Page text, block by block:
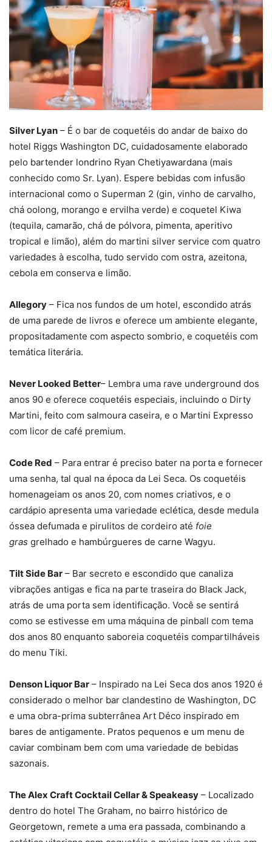
Silver Lyan – É o bar de coquetéis do andar de baixo do
hotel Riggs Washington DC, cuidadosamente elaborado
pelo bartender londrino Ryan Chetiyawardana (mais
conhecido como Sr. Lyan). Espere bebidas com infusão
internacional como o Superman 2 (gin, vinho de carvalho,
chá oolong, morango e ervilha verde) e coquetel Kiwa
(tequila, camarão, chá de pólvora, pimenta, aperitivo
tropical e limão), além do martini silver service com quatro
variedades à escolha, tudo servido com ostra, azeitona,
cebola em conserva e limão.
Allegory – Fica nos fundos de um hotel, escondido atrás
de uma parede de livros e oferece um ambiente elegante,
propositadamente com aspecto sombrio, e coquetéis com
temática literária.
Never Looked Better– Lembra uma rave underground dos
anos 90 e oferece coquetéis especiais, incluindo o Dirty
Martini, feito com salmoura caseira, e o Martini Expresso
com licor de café premium.
Code Red – Para entrar é preciso bater na porta e fornecer
uma senha, tal qual na época da Lei Seca. Os coquetéis
homenageiam os anos 20, com nomes criativos, e o
cardápio apresenta uma variedade eclética, desde medula
óssea defumada e pirulitos de cordeiro até foie
gras grelhado e hambúrgueres de carne Wagyu.
Tilt Side Bar – Bar secreto e escondido que canaliza
vibrações antigas e fica na parte traseira do Black Jack,
atrás de uma porta sem identificação. Você se sentirá
como se estivesse em uma máquina de pinball com tema
dos anos 80 enquanto saboreia coquetéis compartilháveis
do menu Tiki.
Denson Liquor Bar – Inspirado na Lei Seca dos anos 1920 é
considerado o melhor bar clandestino de Washington, DC
e uma obra-prima subterrânea Art Déco inspirado em
bares de antigamente. Pratos pequenos e um menu de
caviar combinam bem com uma variedade de bebidas
sazonais.
The Alex Craft Cocktail Cellar & Speakeasy – Localizado
dentro do hotel The Graham, no bairro histórico de
Georgetown, remete a uma era passada, combinando a